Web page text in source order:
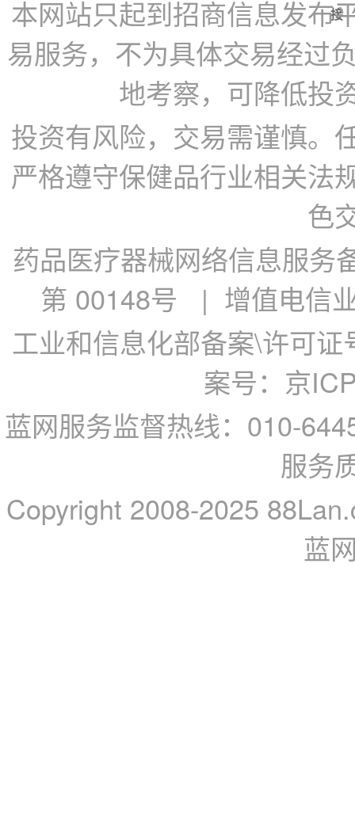
接
本网站只起到招商信息发
易服务，不为具体交易经过
地考察，可降低投
投资有风险，交易需谨慎。
严格遵守保健品行业相关法
色
药品医疗器械网络信息服务
第 00148号
| 增值电信
工业和信息化部备案\许可
案号：京
蓝网服务监督热线：010-
服务
Copyright 2008-2025
蓝